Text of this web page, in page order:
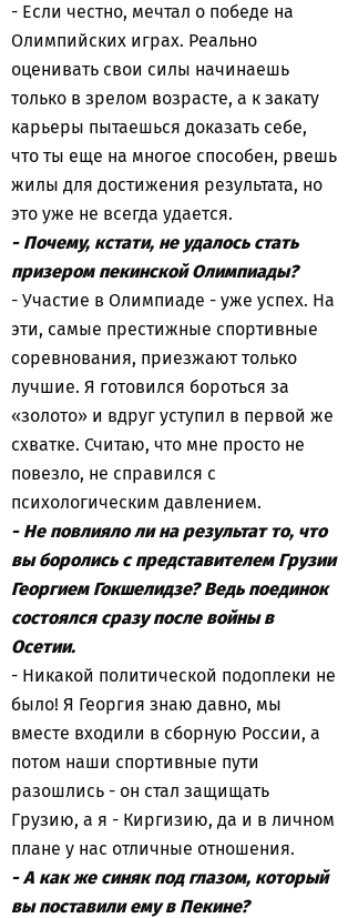
- Если честно, мечтал о победе на
Олимпийских играх. Реально
оценивать свои силы начинаешь
только в зрелом возрасте, а к закату
карьеры пытаешься доказать себе,
что ты еще на многое способен, рвешь
жилы для достижения результата, но
это уже не всегда удается.
- Почему, кстати, не удалось стать
призером пекинской Олимпиады?
- Участие в Олимпиаде - уже успех. На
эти, самые престижные спортивные
соревнования, приезжают только
лучшие. Я готовился бороться за
«золото» и вдруг уступил в первой же
схватке. Считаю, что мне просто не
повезло, не справился с
психологическим давлением.
- Не повлияло ли на результат то, что
вы боролись с представителем Грузии
Георгием Гокшелидзе? Ведь поединок
состоялся сразу после войны в
Осетии.
- Никакой политической подоплеки не
было! Я Георгия знаю давно, мы
вместе входили в сборную России, а
потом наши спортивные пути
разошлись - он стал защищать
Грузию, а я - Киргизию, да и в личном
плане у нас отличные отношения.
- А как же синяк под глазом, который
вы поставили ему в Пекине?